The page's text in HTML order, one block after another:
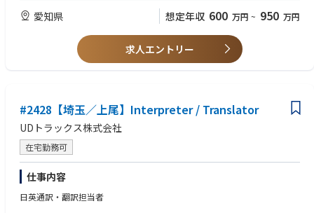
中国の開発者と中国の弁護士を交えて面談を行い、特許出願明細書を完成
●組織ミッション
本ポジションは、AIや最新の翻訳技術を活用し、グローバルな知的財産戦
略を最前線で推進できる非常にチャレンジングな役割です。中国語・英語
を駆使し、現地弁護士や開発者と直接連携しながら、最先端の発明を世界
へ届けるための特許権利化業務に携われます。機械翻訳や生成AIの活用に
よる業務効率化だけでなく、専門性を活かした翻訳チェックや交渉を通じ
て、知財の品質向上にも貢献できます。 また、グループ会社の発明を世界
に広げるための知財活動体制の構築や、外国弁理士・弁護士とのやりとり
を通じて、国際的な法令・制度の理解を深めることができます。知財のプ
を有する方。
中国語検定２級以上、HSK５級以上、または同等の中国語力を有する方。
実用英語検定2級以上、TOEIC 750点以上、または同等の英語力を有する
●望ましい前職・現職の勤務先、業界
知的財産業界(企業の知的財産（知財）部門、特許事務所、特許庁や関連公
的機関等)
愛知県 想定年収 600 万円 ~ 950 万円
求人エントリー
#2428【埼玉／上尾】Interpreter / Translator
UDトラックス株式会社
在宅勤務可
仕事内容
日英通訳・翻訳担当者